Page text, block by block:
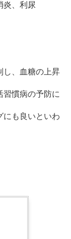
炎、利尿
し、血糖の上昇
習慣病の予防に
にも良いといわ